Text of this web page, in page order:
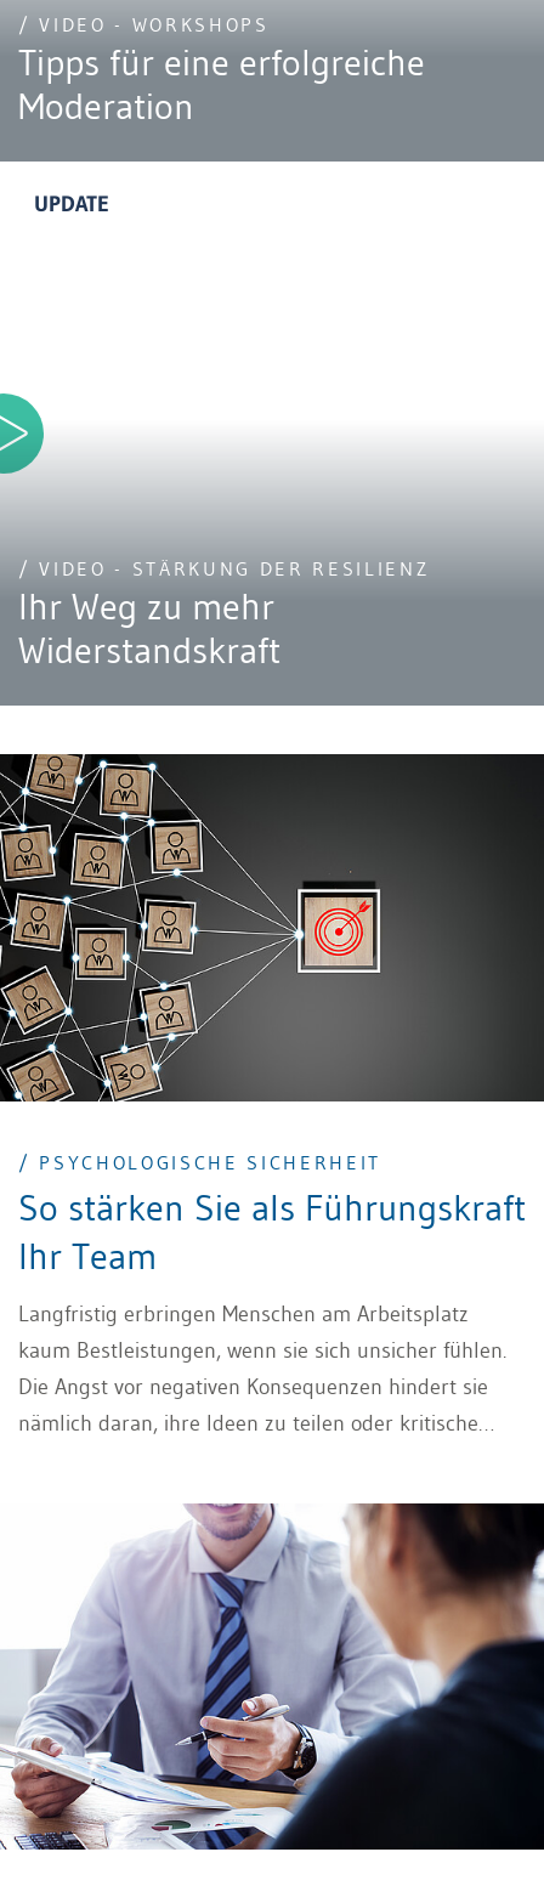
/ VIDEO - WORKSHOPS
Tipps für eine erfolgreiche
Moderation
UPDATE
/ VIDEO - STÄRKUNG DER RESILIENZ
Ihr Weg zu mehr
Widerstandskraft
/ PSYCHOLOGISCHE SICHERHEIT
So stärken Sie als Führungskraft
Ihr Team
Langfristig erbringen Menschen am Arbeitsplatz
kaum Bestleistungen, wenn sie sich unsicher fühlen.
Die Angst vor negativen Konsequenzen hindert sie
nämlich daran, ihre Ideen zu teilen oder kritische
bestärkend zu führen, um erfolgreich
zusammenzuarbeiten, zeigt dieser Beitrag.